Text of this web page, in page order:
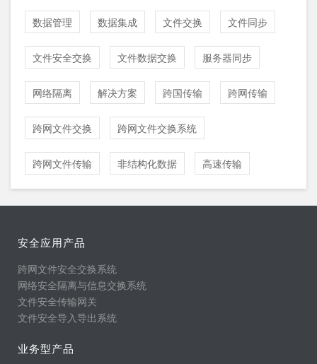
数据管理 数据集成 文件交换 文件同步
文件安全交换 文件数据交换 服务器同步
网络隔离 解决方案 跨国传输 跨网传输
跨网文件交换 跨网文件交换系统
跨网文件传输 非结构化数据 高速传输
安全应用产品
跨网文件安全交换系统
网络安全隔离与信息交换系统
文件安全传输网关
文件安全导入导出系统
业务型产品